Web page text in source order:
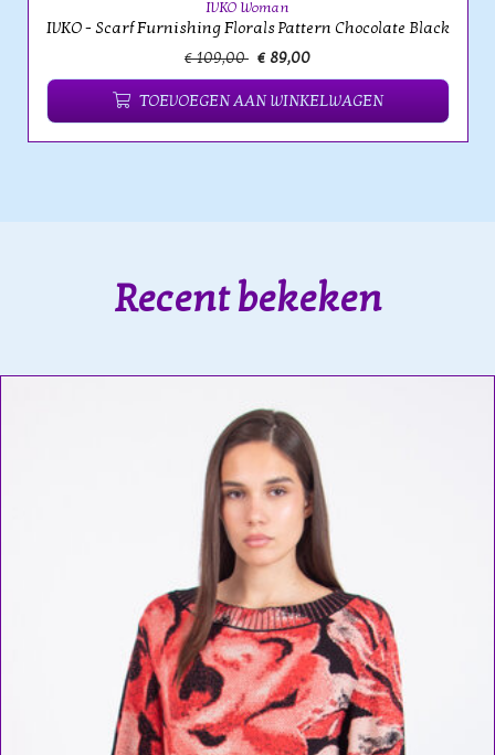
IVKO Woman
IVKO - Scarf Furnishing Florals Pattern Chocolate Black
€ 109,00 € 89,00
TOEVOEGEN AAN WINKELWAGEN
Recent bekeken